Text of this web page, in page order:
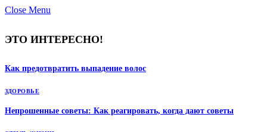
Close Menu
ЭТО ИНТЕРЕСНО!
Как предотвратить выпадение волос
ЗДОРОВЬЕ
Непрошенные советы: Как реагировать, когда дают советы